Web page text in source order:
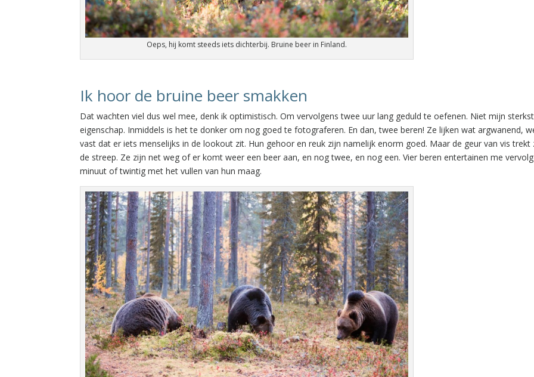
Oeps, hij komt steeds iets dichterbij. Bruine beer in Finland.
Ik hoor de bruine beer smakken
Dat wachten viel dus wel mee, denk ik optimistisch. Om vervolgens twee uur lang geduld te oefenen. Niet mijn
eigenschap. Inmiddels is het te donker om nog goed te fotograferen. En dan, twee beren! Ze lijken wat argwanend,
vast dat er iets menselijks in de lookout zit. Hun gehoor en reuk zijn namelijk enorm goed. Maar de geur van vis trekt
de streep. Ze zijn net weg of er komt weer een beer aan, en nog twee, en nog een. Vier beren entertainen me
minuut of twintig met het vullen van hun maag.